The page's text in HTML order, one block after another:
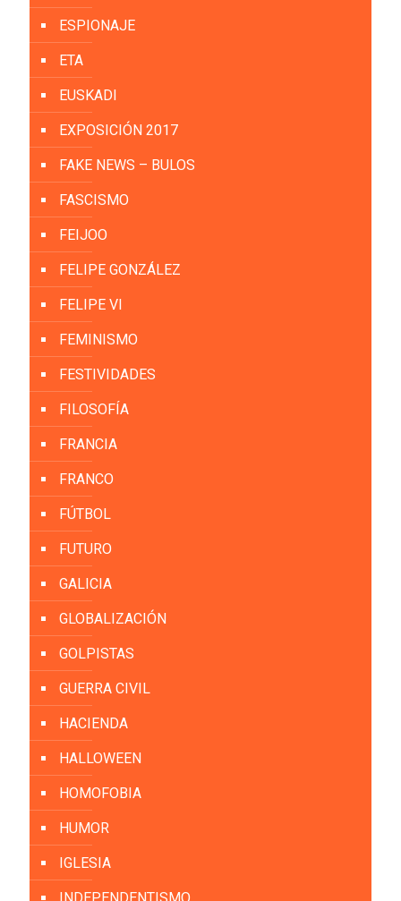
ESPIONAJE
ETA
EUSKADI
EXPOSICIÓN 2017
FAKE NEWS – BULOS
FASCISMO
FEIJOO
FELIPE GONZÁLEZ
FELIPE VI
FEMINISMO
FESTIVIDADES
FILOSOFÍA
FRANCIA
FRANCO
FÚTBOL
FUTURO
GALICIA
GLOBALIZACIÓN
GOLPISTAS
GUERRA CIVIL
HACIENDA
HALLOWEEN
HOMOFOBIA
HUMOR
IGLESIA